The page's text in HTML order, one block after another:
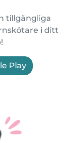
tillgängliga
i ditt
Play